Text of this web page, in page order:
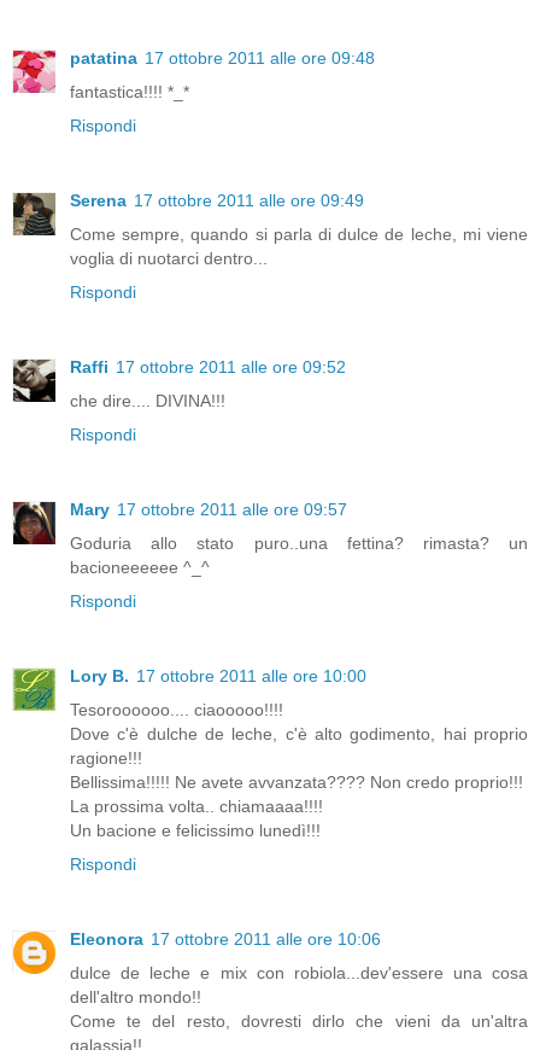
patatina 17 ottobre 2011 alle ore 09:48
fantastica!!!! *_*
Rispondi
Serena 17 ottobre 2011 alle ore 09:49
Come sempre, quando si parla di dulce de leche, mi viene
voglia di nuotarci dentro...
Rispondi
Raffi 17 ottobre 2011 alle ore 09:52
che dire.... DIVINA!!!
Rispondi
Mary 17 ottobre 2011 alle ore 09:57
Goduria allo stato puro..una fettina? rimasta? un
bacioneeeeee ^_^
Rispondi
Lory B. 17 ottobre 2011 alle ore 10:00
Tesoroooooo.... ciaooooo!!!!
Dove c'è dulche de leche, c'è alto godimento, hai proprio
ragione!!!
Bellissima!!!!! Ne avete avvanzata???? Non credo proprio!!!
La prossima volta.. chiamaaaa!!!!
Un bacione e felicissimo lunedì!!!
Rispondi
Eleonora 17 ottobre 2011 alle ore 10:06
dulce de leche e mix con robiola...dev'essere una cosa
dell'altro mondo!!
Come te del resto, dovresti dirlo che vieni da un'altra
galassia!!